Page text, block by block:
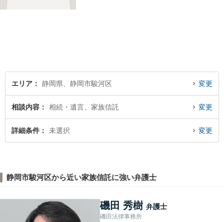
い。
エリア 静岡県、静岡市駿河区 変更
相談内容 相続・遺言、家族信託 変更
詳細条件 未選択 変更
静岡市駿河区から近い家族信託に強い弁護士
磯田 秀樹 弁護士
磯田法律事務所